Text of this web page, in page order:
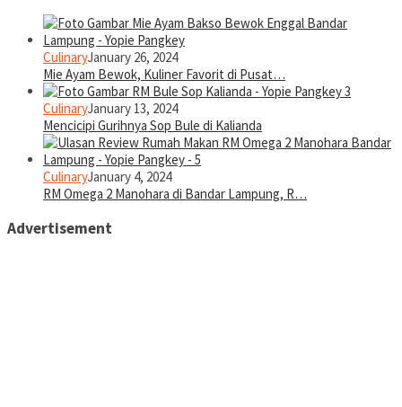
CulinaryJanuary 26, 2024
Mie Ayam Bewok, Kuliner Favorit di Pusat…
CulinaryJanuary 13, 2024
Mencicipi Gurihnya Sop Bule di Kalianda
CulinaryJanuary 4, 2024
RM Omega 2 Manohara di Bandar Lampung, R…
Advertisement